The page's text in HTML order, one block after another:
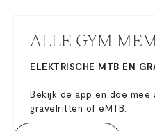
ALLE GYM
ELEKTRISCHE MTB EN
Bekijk de app en doe mee
gravelritten of eMTB.